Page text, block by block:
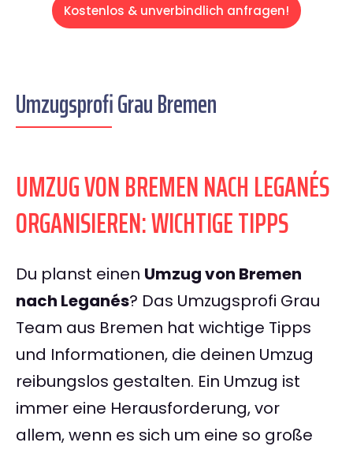
Kostenlos & unverbindlich anfragen!
Umzugsprofi Grau Bremen
UMZUG VON BREMEN NACH LEGANÉS
ORGANISIEREN: WICHTIGE TIPPS
Du planst einen Umzug von Bremen
nach Leganés? Das Umzugsprofi Grau
Team aus Bremen hat wichtige Tipps
und Informationen, die deinen Umzug
reibungslos gestalten. Ein Umzug ist
immer eine Herausforderung, vor
allem, wenn es sich um eine so große